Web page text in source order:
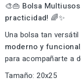
🎨👜 Bolsa
practicidad! 🌈✨
Una bolsa tan
moderno y funcional
para acompañarte a
Tamaño: 20x25